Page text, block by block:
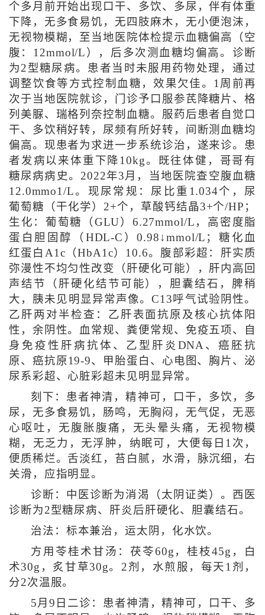
个多月前开始出现口干、多饮、多尿，伴有体重
下降，无多食易饥，无四肢麻木，无小便泡沫，
无视物模糊，至当地医院体检提示血糖偏高（空
腹：12mmol/L），后多次测血糖均偏高。诊断
为2型糖尿病。患者当时未服用药物处理，通过
调整饮食等方式控制血糖，效果欠佳。1周前再
次于当地医院就诊，门诊予口服参芪降糖片、格
列美脲、瑞格列奈控制血糖。服药后患者自觉口
干、多饮稍好转，尿频有所好转，间断测血糖均
偏高。现患者为求进一步系统诊治，遂来诊。患
者发病以来体重下降10kg。既往体健，哥哥有
糖尿病病史。2022年3月，当地医院查空腹血糖
12.0mmo1/L。现尿常规：尿比重1.034个，尿
葡萄糖（干化学）2+个，草酸钙结晶3+个/HP；
生化：葡萄糖（GLU）6.27mmol/L，高密度脂
蛋白胆固醇（HDL-C）0.98↓mmol/L；糖化血
红蛋白A1c（HbA1c）10.6。腹部彩超：肝实质
弥漫性不均匀性改变（肝硬化可能），肝内高回
声结节（肝硬化结节可能），胆囊结石，脾稍
大，胰未见明显异常声像。C13呼气试验阴性。
乙肝两对半检查：乙肝表面抗原及核心抗体阳
性，余阴性。血常规、粪便常规、免疫五项、自
身免疫性肝病抗体、乙型肝炎DNA、癌胚抗
原、癌抗原19-9、甲胎蛋白、心电图、胸片、泌
尿系彩超、心脏彩超未见明显异常。
刻下：患者神清，精神可，口干，多饮，多
尿，无多食易饥，肠鸣，无胸闷，无气促，无恶
心呕吐，无腹胀腹痛，无头晕头痛，无视物模
糊，无乏力，无浮肿，纳眠可，大便每日1次，
便质稀烂。舌淡红，苔白腻，水滑，脉沉细，右
关滑，应指明显。
诊断：中医诊断为消渴（太阴证类）。西医
诊断为2型糖尿病、肝炎后肝硬化、胆囊结石。
治法：标本兼治，运太阴，化水饮。
方用苓桂术甘汤：茯苓60g，桂枝45g，白
术30g，炙甘草30g。2剂，水煎服，每天1剂，
分2次温服。
5月9日二诊：患者神清，精神可，口干、多